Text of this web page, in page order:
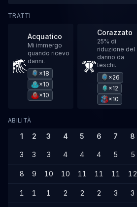
TRATTI
Acquatico
Mi immergo
quando ricevo
danni.
×18
×10
×10
Corazzato
25% di
riduzione del
danno da
teschi.
×26
×12
×10
ABILITÀ
1 2 3 4 5 6 7 8
3 3 3 4 4 4 5 5
8 9 10 10 11 11 11 12
1 1 1 2 2 2 3 3